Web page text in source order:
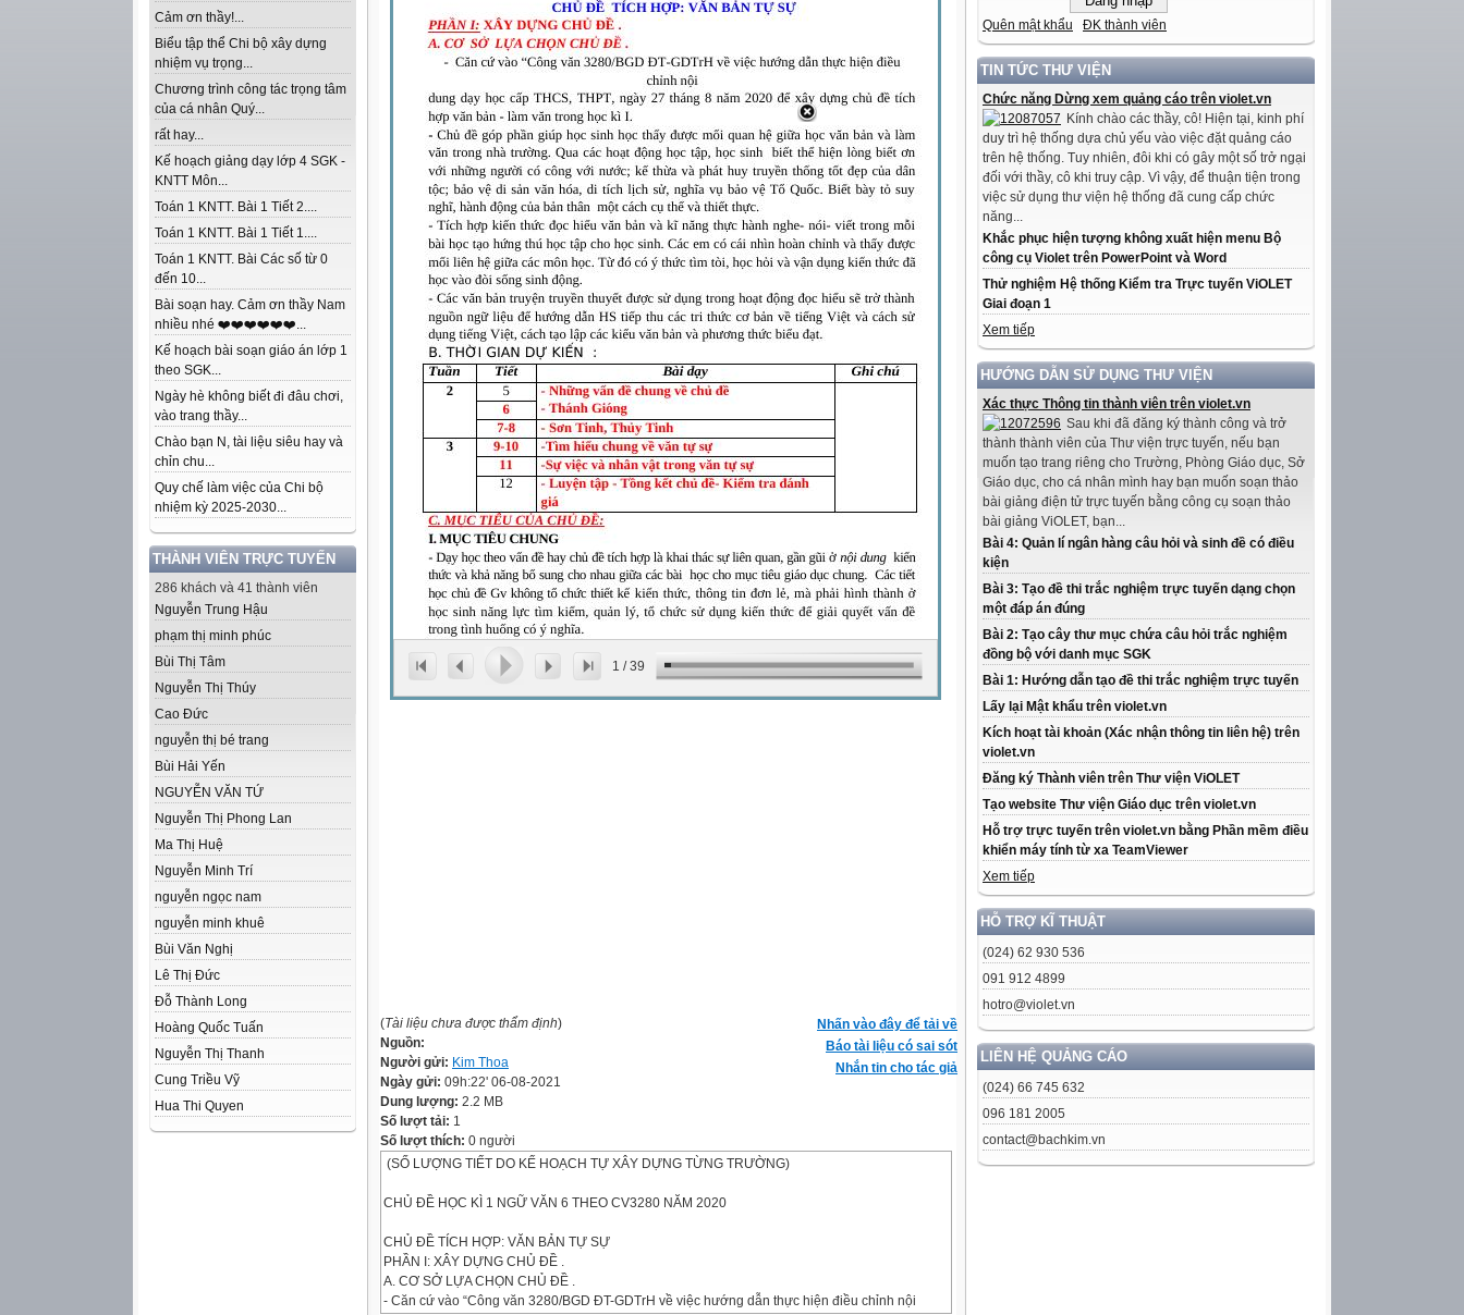
Cảm ơn thầy!...
Biểu tập thể Chi bộ xây dựng
nhiệm vụ trọng...
Chương trình công tác trọng tâm
của cá nhân Quý...
rất hay...
Kế hoạch giảng dạy lớp 4 SGK -
KNTT Môn...
Toán 1 KNTT. Bài 1 Tiết 2....
Toán 1 KNTT. Bài 1 Tiết 1....
Toán 1 KNTT. Bài Các số từ 0
đến 10...
Bài soạn hay. Cảm ơn thầy Nam
nhiều nhé ❤️❤️❤️❤️❤️❤️...
Kế hoạch bài soạn giáo án lớp 1
theo SGK...
Ngày hè không biết đi đâu chơi,
vào trang thầy...
Chào bạn N, tài liệu siêu hay và
chỉn chu...
Quy chế làm việc của Chi bộ
nhiệm kỳ 2025-2030...
THÀNH VIÊN TRỰC TUYẾN
286 khách và 41 thành viên
Nguyễn Trung Hậu
phạm thị minh phúc
Bùi Thị Tâm
Nguyễn Thị Thúy
Cao Đức
nguyễn thị bé trang
Bùi Hải Yến
NGUYỄN VĂN TỨ
Nguyễn Thị Phong Lan
Ma Thị Huệ
Nguyễn Minh Trí
nguyễn ngọc nam
nguyễn minh khuê
Bùi Văn Nghị
Lê Thị Đức
Đỗ Thành Long
Hoàng Quốc Tuấn
Nguyễn Thị Thanh
Cung Triều Vỹ
Hua Thi Quyen
Quên mật khẩu ĐK thành viên
TIN TỨC THƯ VIỆN
Chức năng Dừng xem quảng cáo trên violet.vn
Kính chào các thầy, cô! Hiện tại, kinh phí
duy trì hệ thống dựa chủ yếu vào việc đặt quảng cáo
trên hệ thống. Tuy nhiên, đôi khi có gây một số trở ngại
đối với thầy, cô khi truy cập. Vì vậy, để thuận tiện trong
việc sử dụng thư viện hệ thống đã cung cấp chức
năng...
Khắc phục hiện tượng không xuất hiện menu Bộ
công cụ Violet trên PowerPoint và Word
Thử nghiệm Hệ thống Kiểm tra Trực tuyến ViOLET
Giai đoạn 1
Xem tiếp
HƯỚNG DẪN SỬ DỤNG THƯ VIỆN
Xác thực Thông tin thành viên trên violet.vn
Sau khi đã đăng ký thành công và trở
thành thành viên của Thư viện trực tuyến, nếu bạn
muốn tạo trang riêng cho Trường, Phòng Giáo dục, Sở
Giáo dục, cho cá nhân mình hay bạn muốn soạn thảo
bài giảng điện tử trực tuyến bằng công cụ soạn thảo
bài giảng ViOLET, bạn...
Bài 4: Quản lí ngân hàng câu hỏi và sinh đề có điều
kiện
Bài 3: Tạo đề thi trắc nghiệm trực tuyến dạng chọn
một đáp án đúng
Bài 2: Tạo cây thư mục chứa câu hỏi trắc nghiệm
đồng bộ với danh mục SGK
Bài 1: Hướng dẫn tạo đề thi trắc nghiệm trực tuyến
Lấy lại Mật khẩu trên violet.vn
Kích hoạt tài khoản (Xác nhận thông tin liên hệ) trên
violet.vn
Đăng ký Thành viên trên Thư viện ViOLET
Tạo website Thư viện Giáo dục trên violet.vn
Hỗ trợ trực tuyến trên violet.vn bằng Phần mềm điều
khiển máy tính từ xa TeamViewer
Xem tiếp
HỖ TRỢ KĨ THUẬT
(024) 62 930 536
091 912 4899
hotro@violet.vn
LIÊN HỆ QUẢNG CÁO
(024) 66 745 632
096 181 2005
contact@bachkim.vn
1 /39
Nhấn vào đây để tải về
Báo tài liệu có sai sót
Nhắn tin cho tác giả
(Tài liệu chưa được thẩm định)
Nguồn:
Người gửi: Kim Thoa
Ngày gửi: 09h:22' 06-08-2021
Dung lượng: 2.2 MB
Số lượt tải: 1
Số lượt thích: 0 người
(SỐ LƯỢNG TIẾT DO KẾ HOẠCH TỰ XÂY DỰNG TỪNG TRƯỜNG)
CHỦ ĐỀ HỌC KÌ 1 NGỮ VĂN 6 THEO CV3280 NĂM 2020
CHỦ ĐỀ TÍCH HỢP: VĂN BẢN TỰ SỰ
PHẦN I: XÂY DỰNG CHỦ ĐỀ .
A. CƠ SỞ LỰA CHỌN CHỦ ĐỀ .
- Căn cứ vào “Công văn 3280/BGD ĐT-GDTrH về việc hướng dẫn thực hiện điều chỉnh nội